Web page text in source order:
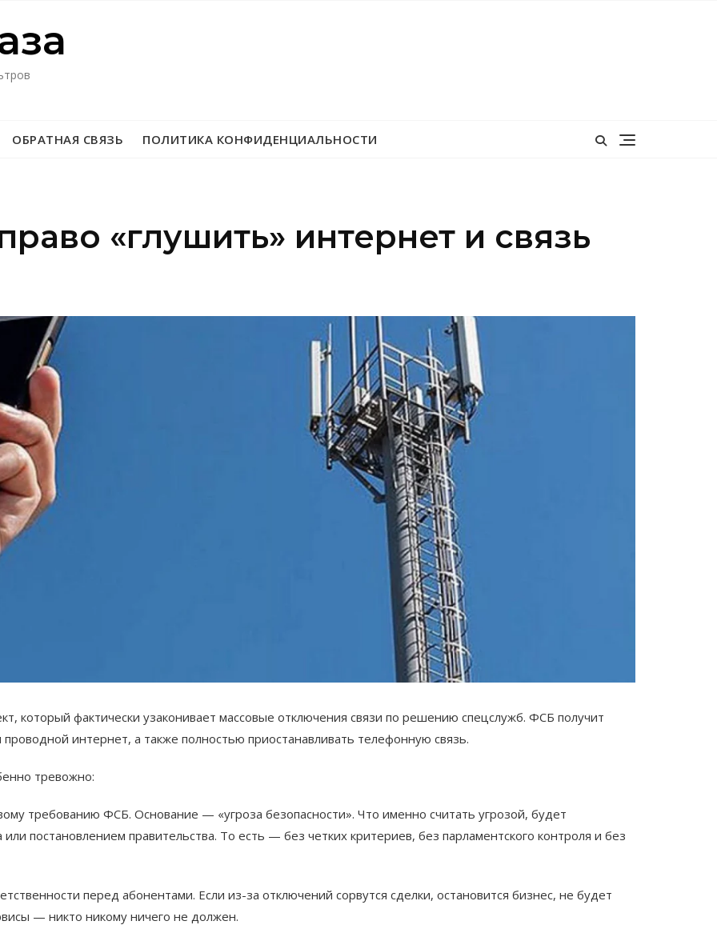
ОБРАТНАЯ СВЯЗЬ ПОЛИТИКА КОНФИДЕНЦИАЛЬНОСТИ
«глушить» интернет и связь
который фактически узаконивает массовые отключения связи по решению спецслужб. ФСБ получит
интернет, а также полностью приостанавливать телефонную связь.
тревожно:
требованию ФСБ. Основание — «угроза безопасности». Что именно считать угрозой, будет
постановлением правительства. То есть — без четких критериев, без парламентского контроля и без
перед абонентами. Если из-за отключений сорвутся сделки, остановится бизнес, не будет
— никто никому ничего не должен.